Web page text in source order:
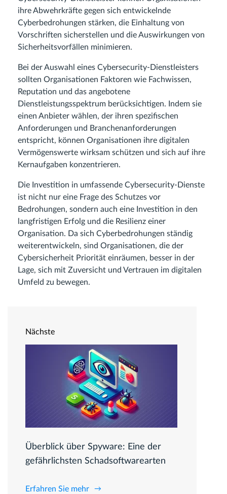
ihre Abwehrkräfte gegen sich entwickelnde
Cyberbedrohungen stärken, die Einhaltung von
Vorschriften sicherstellen und die Auswirkungen von
Sicherheitsvorfällen minimieren.
Bei der Auswahl eines Cybersecurity-Dienstleisters
sollten Organisationen Faktoren wie Fachwissen,
Reputation und das angebotene
Dienstleistungsspektrum berücksichtigen. Indem sie
einen Anbieter wählen, der ihren spezifischen
Anforderungen und Branchenanforderungen
entspricht, können Organisationen ihre digitalen
Vermögenswerte wirksam schützen und sich auf ihre
Kernaufgaben konzentrieren.
Die Investition in umfassende Cybersecurity-Dienste
ist nicht nur eine Frage des Schutzes vor
Bedrohungen, sondern auch eine Investition in den
langfristigen Erfolg und die Resilienz einer
Organisation. Da sich Cyberbedrohungen ständig
weiterentwickeln, sind Organisationen, die der
Cybersicherheit Priorität einräumen, besser in der
Lage, sich mit Zuversicht und Vertrauen im digitalen
Umfeld zu bewegen.
Nächste
Überblick über Spyware: Eine der
gefährlichsten Schadsoftwarearten
Erfahren Sie mehr